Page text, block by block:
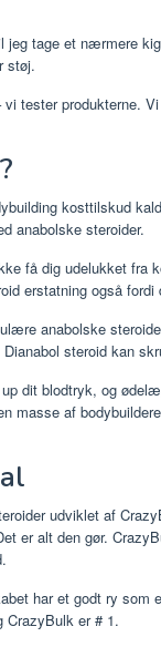
jeg tage et nærmere
støj.
tester produkterne.
kosttilskud
anabolske steroider.
få dig udelukket fra
erstatning også fordi
anabolske
steroid kan
dit blodtryk, og
masse af
udviklet af
er alt den gør.
har et godt ry som
er # 1.